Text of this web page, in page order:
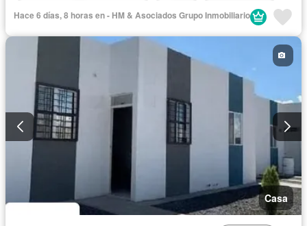
Cocina integral
Cuarto de servicio
Electricidad
Estacionamiento
Internet Jardín
Recámara con closet
Seguridad
Televisión por cable Wifi
Zonas verdes
Sin amueblar
Hace 6 días, 8 horas en - HM & Asociados Grupo Inmobiliario
Casa